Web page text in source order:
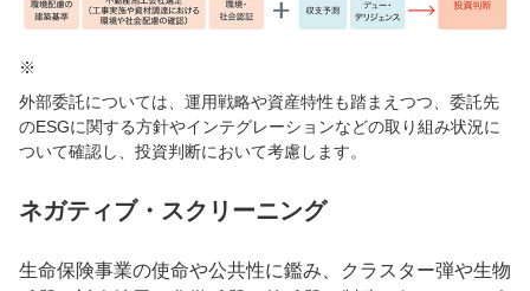
※
外部委託については、運用戦略や資産特性も踏まえつつ、委託先
のESGに関する方針やインテグレーションなどの取り組み状況に
ついて確認し、投資判断において考慮します。
ネガティブ・スクリーニング
生命保険事業の使命や公共性に鑑み、クラスター弾や生物